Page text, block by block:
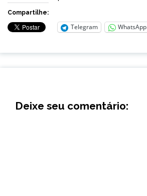
Compartilhe:
Telegram WhatsApp
Deixe seu comentário: